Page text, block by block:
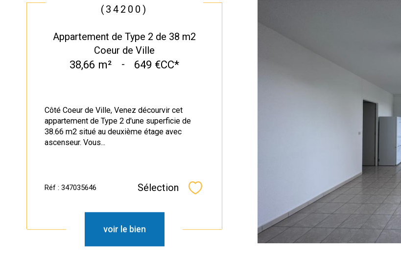
(34200)
Appartement de Type 2 de 38 m2
Coeur de Ville
38,66 m² - 649 €CC*
Côté Coeur de Ville, Venez décourvir cet
appartement de Type 2 d'une superficie de
38.66 m2 situé au deuxième étage avec
ascenseur. Vous...
Réf : 347035646 Sélection Sélectionner
voir le bien